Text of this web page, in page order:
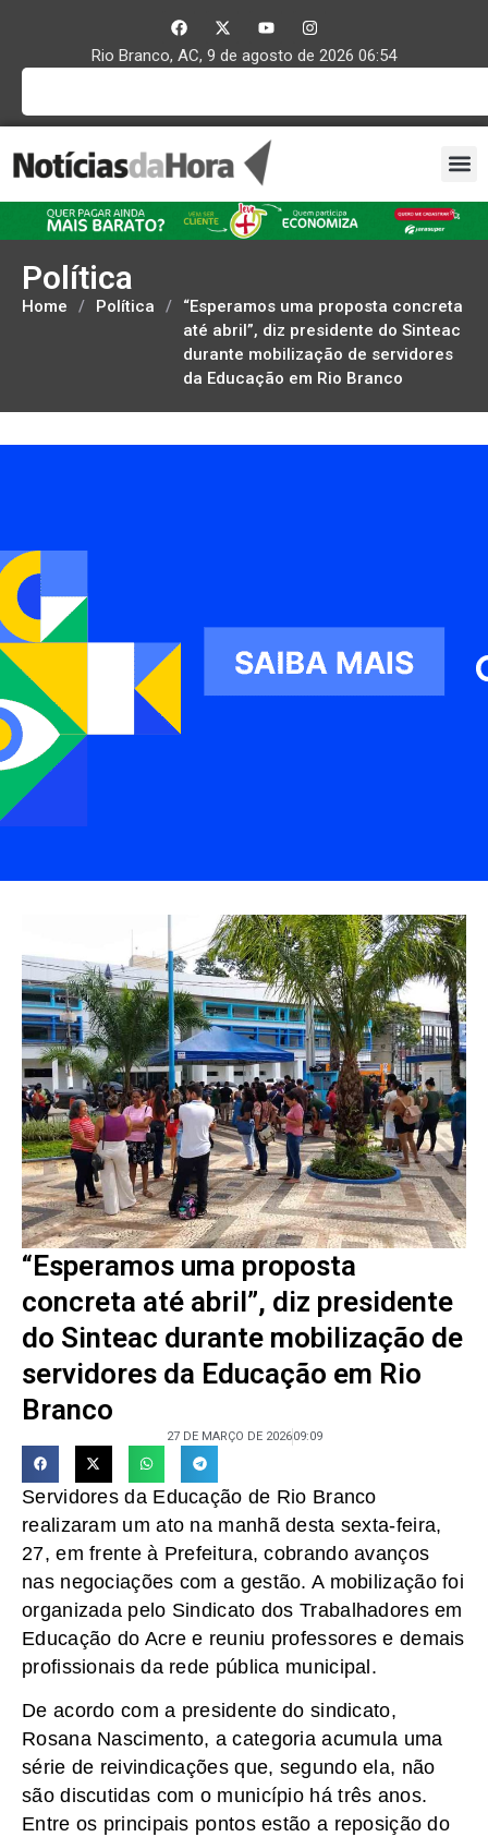
Rio Branco, AC, 9 de agosto de 2026 06:54
Política
Home / Política /
“Esperamos uma proposta concreta
até abril”, diz presidente do Sinteac
durante mobilização de servidores
da Educação em Rio Branco
“Esperamos uma proposta
concreta até abril”, diz presidente
do Sinteac durante mobilização de
servidores da Educação em Rio
Branco
27 DE MARÇO DE 202609:09
Servidores da Educação de Rio Branco
realizaram um ato na manhã desta sexta-feira,
27, em frente à Prefeitura, cobrando avanços
nas negociações com a gestão. A mobilização foi
organizada pelo Sindicato dos Trabalhadores em
Educação do Acre e reuniu professores e demais
profissionais da rede pública municipal.
De acordo com a presidente do sindicato,
Rosana Nascimento, a categoria acumula uma
série de reivindicações que, segundo ela, não
são discutidas com o município há três anos.
Entre os principais pontos estão a reposição do